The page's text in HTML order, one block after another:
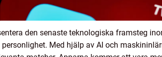
den senaste teknologiska framsteg
Med hjälp av AI och